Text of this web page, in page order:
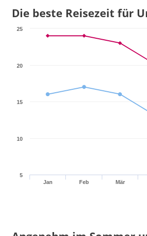
Die beste Reisezeit für
Jan Feb Mär
5
10
15
20
25